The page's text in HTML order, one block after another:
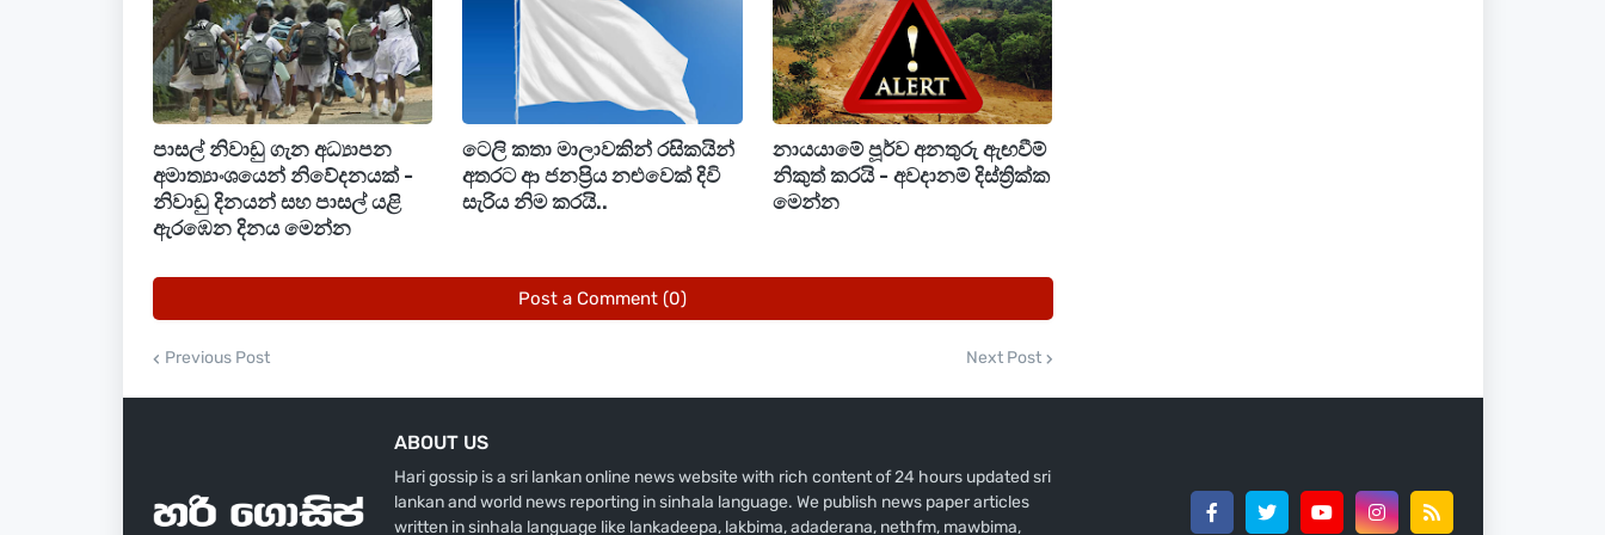
පාසල් නිවාඩු ගැන අධ්‍යාපන
අමාත්‍යාංශයෙන් නිවේදනයක් -
නිවාඩු දිනයන් සහ පාසල් යළි
ඇරඹෙන දිනය මෙන්න
ටෙලි කතා මාලාවකින් රසිකයින්
අතරට ආ ජනප්‍රිය නළුවෙක් දිවි
සැරිය නිම කරයි..
නායයාමේ පූර්ව අනතුරු ඇඟවීම්
නිකුත් කරයි - අවදානම් දිස්ත්‍රික්ක
මෙන්න
Post a Comment (0)
Previous Post Next Post
ABOUT US
Hari gossip is a sri lankan online news website with rich content of 24 hours updated sri
lankan and world news reporting in sinhala language. We publish news paper articles
written in sinhala language like lankadeepa, lakbima, adaderana, nethfm, mawbima,